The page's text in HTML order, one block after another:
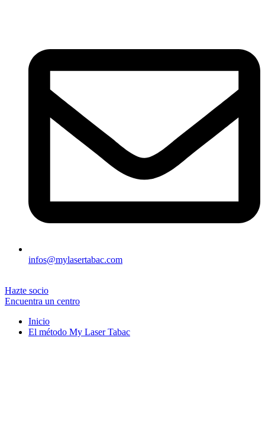
infos@mylasertabac.com
Hazte socio
Encuentra un centro
Inicio
El método My Laser Tabac